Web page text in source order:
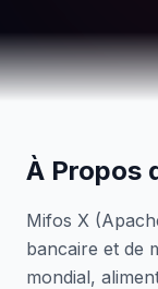
À Propos
Mifos X
bancaire et de
mondial,